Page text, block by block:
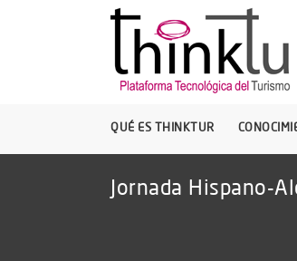
QUÉ ES THINKTUR
Jornada Hispano-